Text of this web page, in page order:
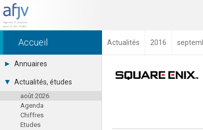
Accueil Actualités 2016
Annuaires
Toutes les sociétés (691)
Studios (418)
Editeurs (49)
Distributeurs (16)
Hard. / Accessoires (10)
Middlewares (15)
Actualités, études
août 2026
Agenda
Chiffres
Etudes